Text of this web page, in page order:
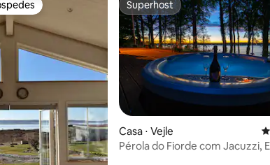
138 avaliações
dos hóspedes Superhost
Superhost
Casa ⋅ Vejle
Pérola do Fiorde com Jacuzzi,